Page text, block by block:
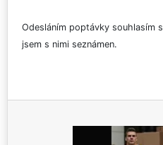
Odesláním poptávky souhlasím s
jsem s nimi seznámen.